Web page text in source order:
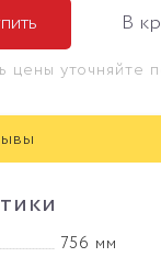
В
цены уточняйте
756 мм